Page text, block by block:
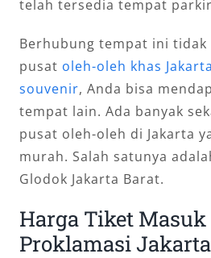
telah tersedia tempat
Berhubung tempat ini
pusat oleh-oleh khas
souvenir, Anda bisa
tempat lain. Ada banyak
pusat oleh-oleh di Jakarta
murah. Salah satunya
Glodok Jakarta Barat.
Harga Tiket
Proklamasi Jakarta